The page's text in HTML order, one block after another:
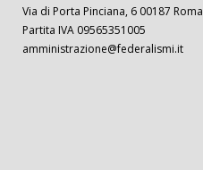
Via di Porta Pinciana, 6 00187 Roma
Partita IVA 09565351005
amministrazione@federalismi.it